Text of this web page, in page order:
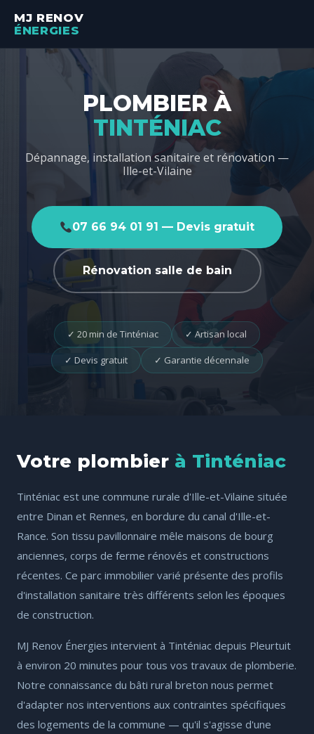
MJ RENOV
ÉNERGIES
PLOMBIER À
TINTÉNIAC
Dépannage, installation sanitaire et rénovation —
Ille-et-Vilaine
07 66 94 01 91 — Devis gratuit
Rénovation salle de bain
✓ 20 min de Tinténiac ✓ Artisan local
✓ Devis gratuit ✓ Garantie décennale
Votre plombier à Tinténiac
Tinténiac est une commune rurale d'Ille-et-Vilaine située
entre Dinan et Rennes, en bordure du canal d'Ille-et-
Rance. Son tissu pavillonnaire mêle maisons de bourg
anciennes, corps de ferme rénovés et constructions
récentes. Ce parc immobilier varié présente des profils
d'installation sanitaire très différents selon les époques
de construction.
MJ Renov Énergies intervient à Tinténiac depuis Pleurtuit
à environ 20 minutes pour tous vos travaux de plomberie.
Notre connaissance du bâti rural breton nous permet
d'adapter nos interventions aux contraintes spécifiques
des logements de la commune — qu'il s'agisse d'une